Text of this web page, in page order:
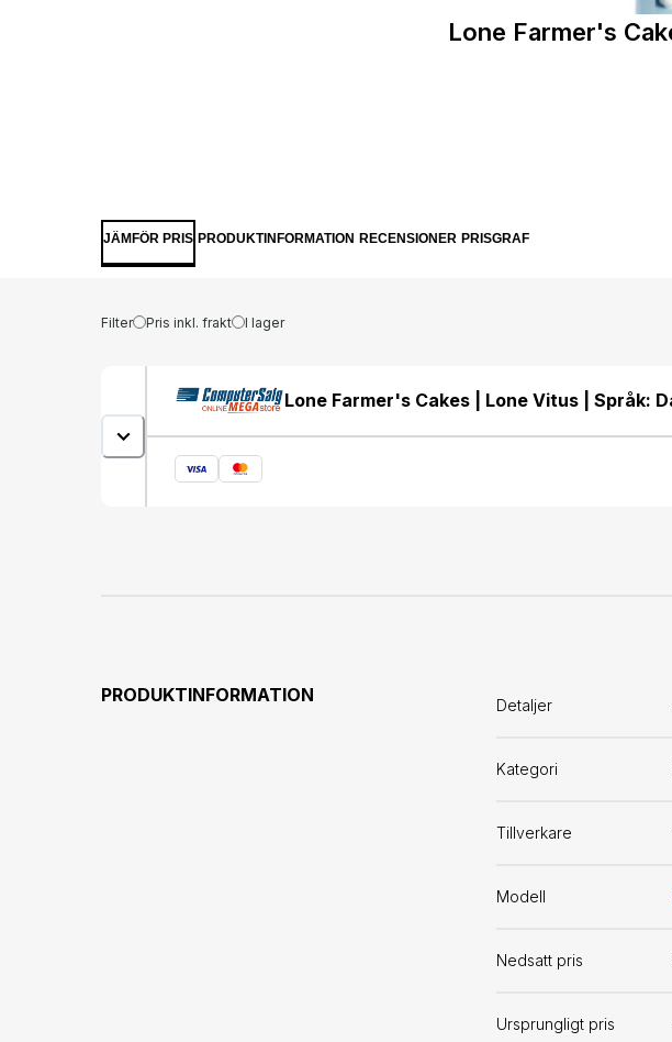
Lone Farmer's
JÄMFÖR PRIS PRODUKTINFORMATION RECENSIONER PRISGRAF
Filter Pris inkl. frakt I lager
Lone Farmer's Cakes | Lone Vitus | Språk:
PRODUKTINFORMATION
Detaljer
Kategori
Tillverkare
Modell
Nedsatt pris
Ursprungligt pris